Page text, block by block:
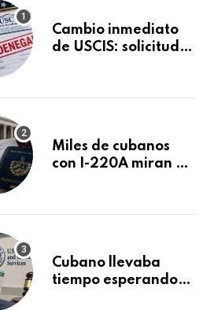
Cambio inmediato
de USCIS: solicitudes
sin previo aviso
Miles de cubanos
con I-220A miran al
decidirse en una
Cubano llevaba
tiempo esperando